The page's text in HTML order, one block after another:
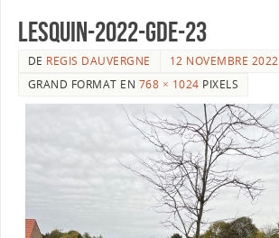
lesquin-2022-gde-23
DE REGIS DAUVERGNE
12 NOVEMBRE 2022
GRAND FORMAT EN 768 × 1024 PIXELS